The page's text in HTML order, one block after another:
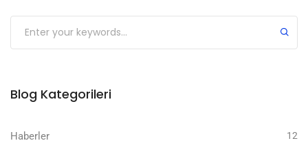
Submit
Blog Kategorileri
Haberler 12